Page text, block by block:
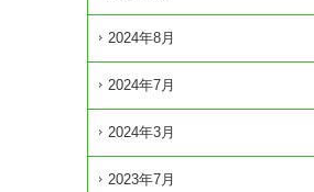
2024年8月
2024年7月
2024年3月
2023年7月